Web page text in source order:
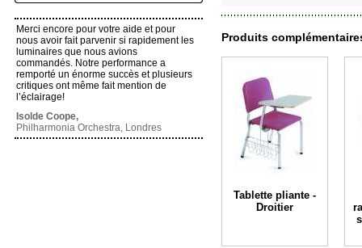
Produits
Tablette pliante -
Droitier
Merci encore pour votre aide et pour
nous avoir fait parvenir si rapidement les
luminaires que nous avions
commandés. Notre performance a
remporté un énorme succès et plusieurs
critiques ont même fait mention de
l’éclairage!
Isolde Coope,
Philharmonia Orchestra, Londres